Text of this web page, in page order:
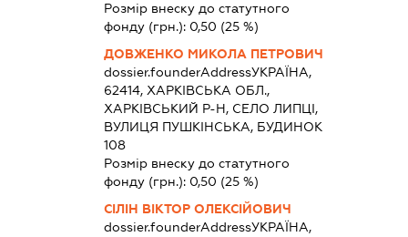
Розмір внеску до статутного
фонду (грн.): 0,50 (25 %)
ДОВЖЕНКО МИКОЛА ПЕТРОВИЧ
dossier.founderAddressУКРАЇНА,
62414, ХАРКІВСЬКА ОБЛ.,
ХАРКІВСЬКИЙ Р-Н, СЕЛО ЛИПЦІ,
ВУЛИЦЯ ПУШКІНСЬКА, БУДИНОК
108
Розмір внеску до статутного
фонду (грн.): 0,50 (25 %)
СІЛІН ВІКТОР ОЛЕКСІЙОВИЧ
dossier.founderAddressУКРАЇНА,